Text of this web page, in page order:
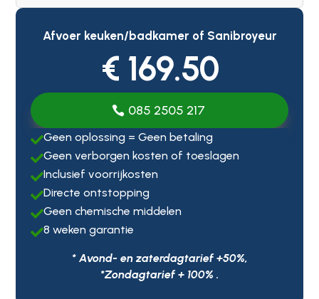
Afvoer keuken/badkamer of Sanibroyeur
€ 169.50
085 2505 217
Geen oplossing = Geen betaling
Geen verborgen kosten of toeslagen
Inclusief voorrijkosten
Directe ontstopping
Geen chemische middelen
8 weken garantie
* Avond- en zaterdagtarief +50%,
*Zondagtarief + 100% .